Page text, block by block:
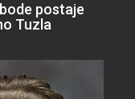
postaje
Tuzla